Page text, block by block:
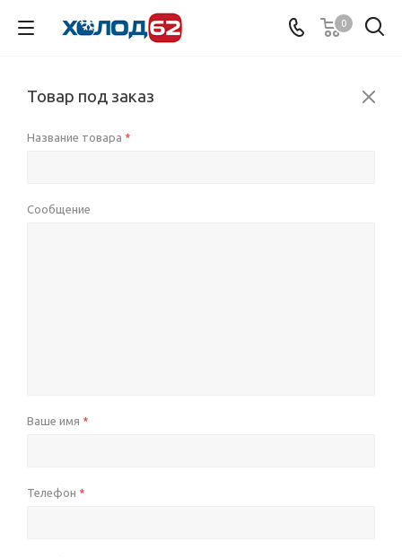
0
Товар под заказ
Название товара *
Сообщение
Ваше имя *
Телефон *